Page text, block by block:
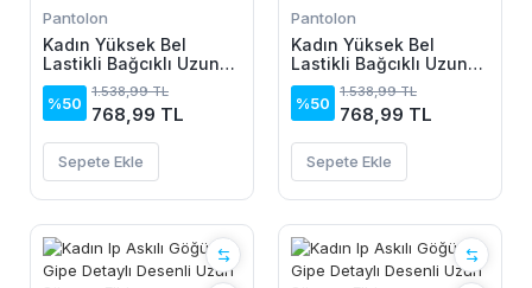
Pantolon
Kadın Yüksek Bel
Lastikli Bağcıklı Uzun
Geniş Kesim Detaylı
Krinkıl Pantolon
%50
1.538,99 TL
768,99 TL
Sepete Ekle
Pantolon
Kadın Yüksek Bel
Lastikli Bağcıklı Uzun
Geniş Kesim Detaylı
Krinkıl Pantolon
%50
1.538,99 TL
768,99 TL
Sepete Ekle